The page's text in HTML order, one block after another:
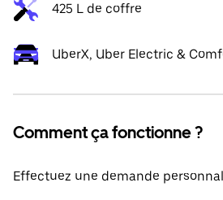
425 L de coffre
UberX, Uber Electric &
Comment ça fonctionne ?
Effectuez une demande